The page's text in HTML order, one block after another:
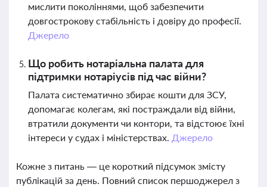
мислити поколіннями, щоб забезпечити
довгострокову стабільність і довіру до професії.
Джерело
Що робить нотаріальна палата для
підтримки нотаріусів під час війни?
Палата систематично збирає кошти для ЗСУ,
допомагає колегам, які постраждали від війни,
втратили документи чи контори, та відстоює їхні
інтереси у судах і міністерствах. Джерело
Кожне з питань — це короткий підсумок змісту
публікацій за день. Повний список першоджерел з